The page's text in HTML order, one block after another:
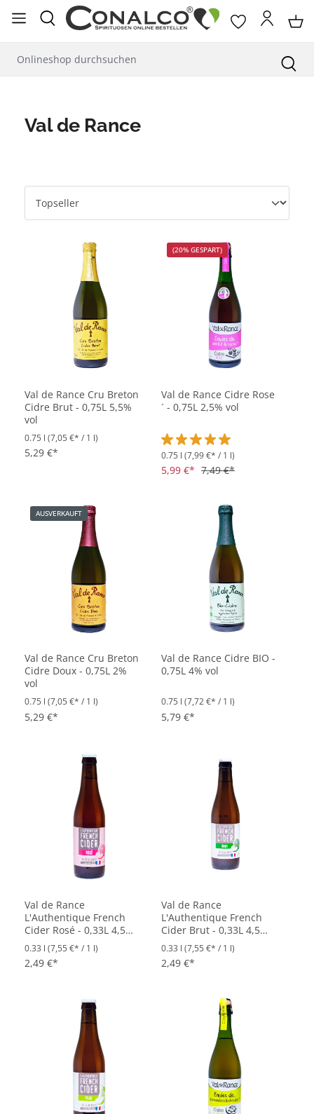
springen
Val de Rance
Val de Rance Cru Breton
Cidre Brut - 0,75L 5,5%
vol
0.75 l (7,05 €* / 1 l)
5,29 €*
(20% GESPART)
Val de Rance Cidre Rose
´ - 0,75L 2,5% vol
Durchschnittliche Bewertung
0.75 l (7,99 €* / 1 l)
5,99 €* 7,49 €*
AUSVERKAUFT
Val de Rance Cru Breton
Cidre Doux - 0,75L 2%
vol
0.75 l (7,05 €* / 1 l)
5,29 €*
Val de Rance Cidre BIO -
0,75L 4% vol
0.75 l (7,72 €* / 1 l)
5,79 €*
Val de Rance
L'Authentique French
Cider Rosé - 0,33L 4,5%
vol
0.33 l (7,55 €* / 1 l)
2,49 €*
Val de Rance
L'Authentique French
Cider Brut - 0,33L 4,5%
vol
0.33 l (7,55 €* / 1 l)
2,49 €*